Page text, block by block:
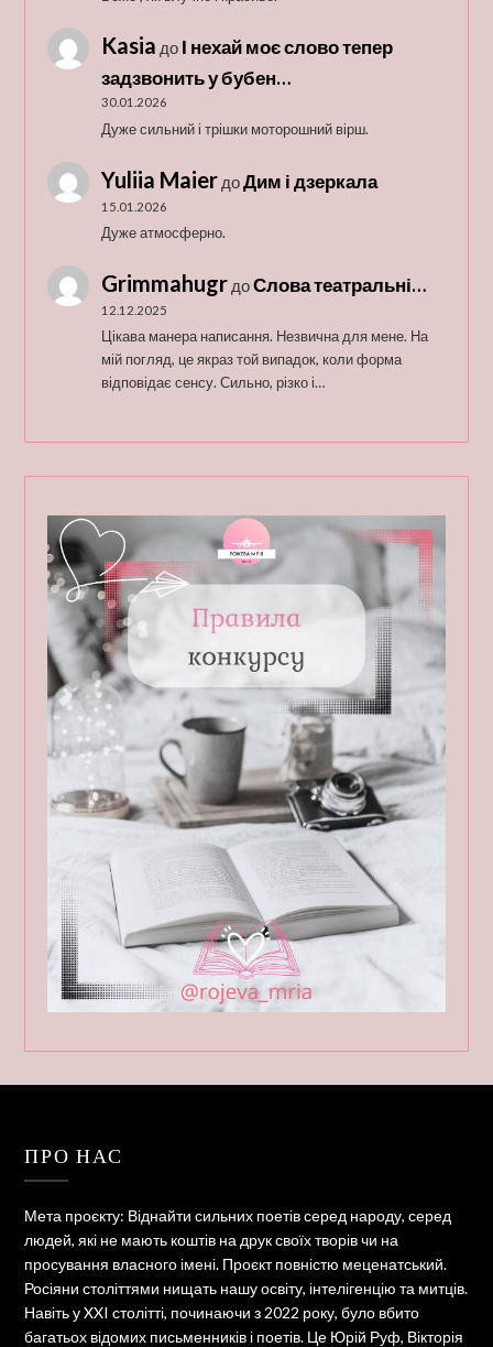
Kasia до І нехай моє слово тепер
задзвонить у бубен…
30.01.2026
Дуже сильний і трішки моторошний вірш.
Yuliia Maier доДим і дзеркала
15.01.2026
Дуже атмосферно.
Grimmahugr доСлова театральні…
12.12.2025
Цікава манера написання. Незвична для мене. На
мій погляд, це якраз той випадок, коли форма
відповідає сенсу. Сильно, різко і…
ПРО НАС
Мета проєкту: Віднайти сильних поетів серед народу, серед
людей, які не мають коштів на друк своїх творів чи на
просування власного імені. Проєкт повністю меценатський.
Росіяни століттями нищать нашу освіту, інтелігенцію та митців.
Навіть у XXI столітті, починаючи з 2022 року, було вбито
багатьох відомих письменників і поетів. Це Юрій Руф, Вікторія